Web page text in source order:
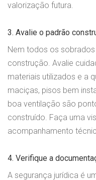
valorização futura.
3. Avalie o padrão
Nem todos os
construção. Avalie
materiais utilizados e a
maciças, pisos bem
boa ventilação são
construído. Faça uma
acompanhamento
4. Verifique a
A segurança jurídica é